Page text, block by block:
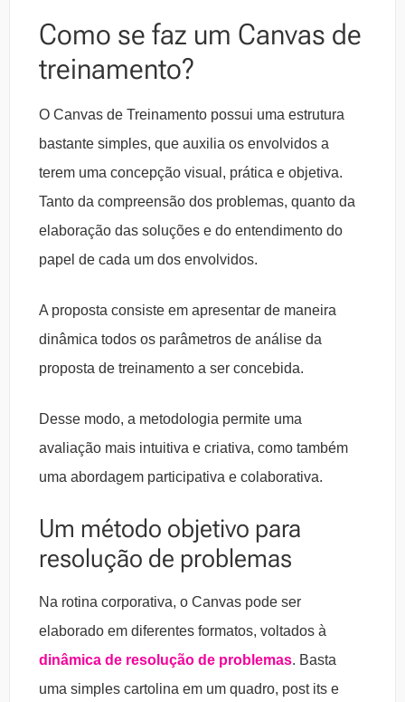
Como se faz um Canvas de
treinamento?
O Canvas de Treinamento possui uma estrutura
bastante simples, que auxilia os envolvidos a
terem uma concepção visual, prática e objetiva.
Tanto da compreensão dos problemas, quanto da
elaboração das soluções e do entendimento do
papel de cada um dos envolvidos.
A proposta consiste em apresentar de maneira
dinâmica todos os parâmetros de análise da
proposta de treinamento a ser concebida.
Desse modo, a metodologia permite uma
avaliação mais intuitiva e criativa, como também
uma abordagem participativa e colaborativa.
Um método objetivo para
resolução de problemas
Na rotina corporativa, o Canvas pode ser
elaborado em diferentes formatos, voltados à
dinâmica de resolução de problemas. Basta
uma simples cartolina em um quadro, post its e